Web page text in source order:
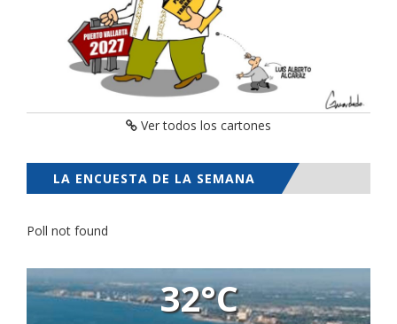
Ver todos los cartones
LA ENCUESTA DE LA SEMANA
Poll not found
32°C